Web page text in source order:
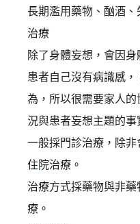
長期濫用藥物、酗酒、
治療
除了身體妄想，會因
患者自己沒有病識感
為，所以很需要家人
況與患者妄想主題的事
一般採門診治療，除
住院治療。
治療方式採藥物與非
療。